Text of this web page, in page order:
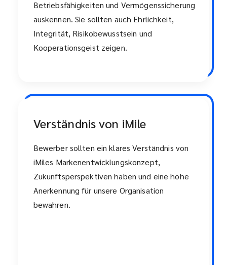
Betriebsfähigkeiten und Vermögenssicherung
auskennen. Sie sollten auch Ehrlichkeit,
Integrität, Risikobewusstsein und
Kooperationsgeist zeigen.
Verständnis von iMile
Bewerber sollten ein klares Verständnis von
iMiles Markenentwicklungskonzept,
Zukunftsperspektiven haben und eine hohe
Anerkennung für unsere Organisation
bewahren.